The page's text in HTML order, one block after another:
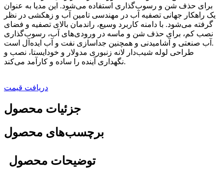
برای حذف شن و رسوب‌گذاری استفاده می‌شود. این مدیا به عنوان
یک راهکار جهانی تصفیه آب در مهندسی تامین آب و زهکشی در نظر
گرفته می‌شود. با دامنه کاربرد وسیع، راندمان بالای تصفیه و فضای
نصب کم، برای حذف شن و ماسه در ورودی‌های آب، رسوب‌گذاری
آب صنعتی و آشامیدنی و همچنین جداسازی نفت و آب ایده‌آل است.
طراحی لوله شیب‌دار لانه زنبوری مدولار و خودایستا، نصب و
نگهداری آینده را ساده و کارآمد می‌کند.
دریافت قیمت
جزئیات محصول
برچسب‌های محصول
توضیحات محصول